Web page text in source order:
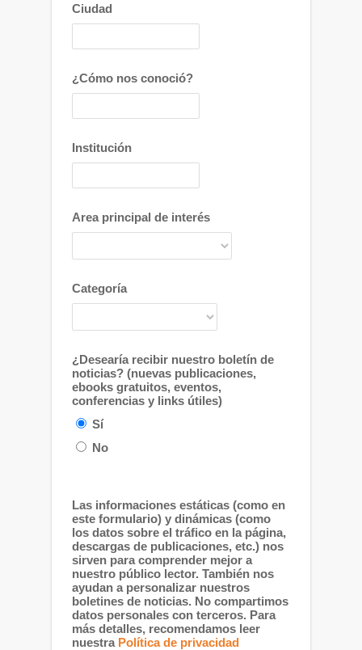
Ciudad
¿Cómo nos conoció?
Institución
Area principal de interés
Categoría
¿Desearía recibir nuestro boletín de
noticias? (nuevas publicaciones,
ebooks gratuitos, eventos,
conferencias y links útiles)
Sí
No
Las informaciones estáticas (como en
este formulario) y dinámicas (como
los datos sobre el tráfico en la página,
descargas de publicaciones, etc.) nos
sirven para comprender mejor a
nuestro público lector. También nos
ayudan a personalizar nuestros
boletines de noticias. No compartimos
datos personales con terceros. Para
más detalles, recomendamos leer
nuestra Política de privacidad